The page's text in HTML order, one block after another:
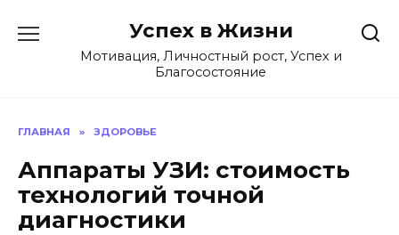
содержанию
Успех в Жизни
Мотивация, Личностный рост, Успех и
Благосостояние
ГЛАВНАЯ » ЗДОРОВЬЕ
Аппараты УЗИ: стоимость
технологий точной
диагностики